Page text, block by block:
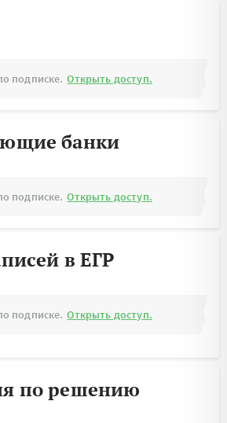
подписке. Открыть доступ.
банки
подписке. Открыть доступ.
в ЕГР
подписке. Открыть доступ.
по решению